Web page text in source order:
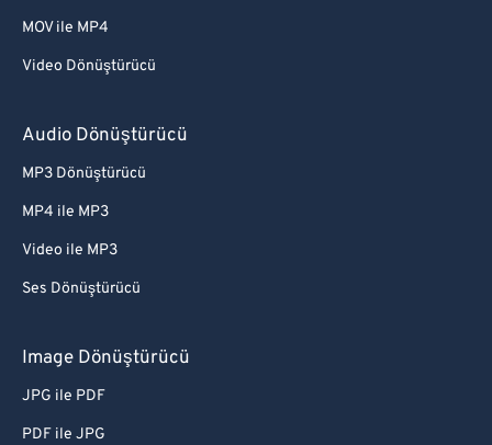
MOV ile MP4
Video Dönüştürücü
Audio Dönüştürücü
MP3 Dönüştürücü
MP4 ile MP3
Video ile MP3
Ses Dönüştürücü
Image Dönüştürücü
JPG ile PDF
PDF ile JPG